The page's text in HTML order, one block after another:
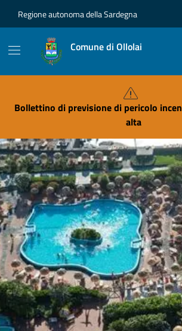
Regione autonoma della Sardegna
Comune di Ollolai
Bollettino di previsione di pericolo
alta
Contenuti in evidenza